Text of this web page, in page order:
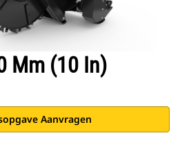
Mm (10 In)
Aanvragen